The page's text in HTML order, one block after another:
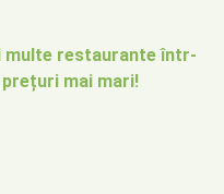
multe restaurante într-
mai mari!